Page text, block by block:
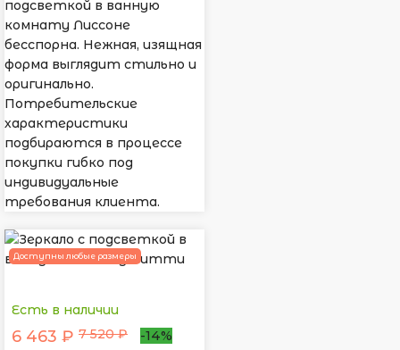
подсветкой в ванную
комнату Лиссоне
бесспорна. Нежная, изящная
форма выглядит стильно и
оригинально.
Потребительские
характеристики
подбираются в процессе
покупки гибко под
индивидуальные
требования клиента.
Доступны любые размеры
Есть в наличии
6 463 ₽ 7 520 ₽
-14%